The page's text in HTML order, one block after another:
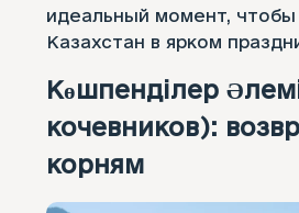
идеальный момент, чтобы
Казахстан в ярком
Көшпенділер
кочевников):
корням